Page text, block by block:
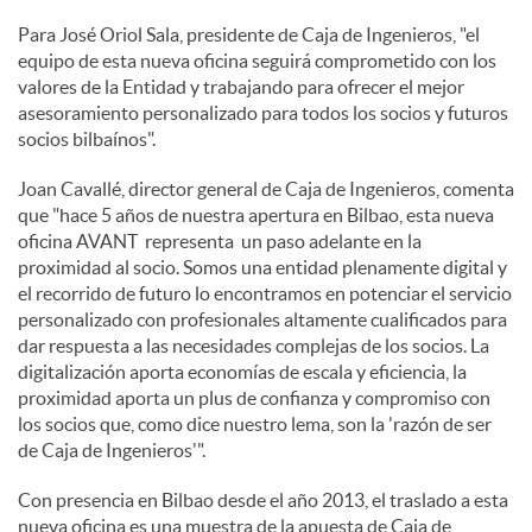
Para José Oriol Sala, presidente de Caja de Ingenieros, "el
equipo de esta nueva oficina seguirá comprometido con los
valores de la Entidad y trabajando para ofrecer el mejor
asesoramiento personalizado para todos los socios y futuros
socios bilbaínos".
Joan Cavallé, director general de Caja de Ingenieros, comenta
que "hace 5 años de nuestra apertura en Bilbao, esta nueva
oficina AVANT representa un paso adelante en la
proximidad al socio. Somos una entidad plenamente digital y
el recorrido de futuro lo encontramos en potenciar el servicio
personalizado con profesionales altamente cualificados para
dar respuesta a las necesidades complejas de los socios. La
digitalización aporta economías de escala y eficiencia, la
proximidad aporta un plus de confianza y compromiso con
los socios que, como dice nuestro lema, son la 'razón de ser
de Caja de Ingenieros'".
Con presencia en Bilbao desde el año 2013, el traslado a esta
nueva oficina es una muestra de la apuesta de Caja de